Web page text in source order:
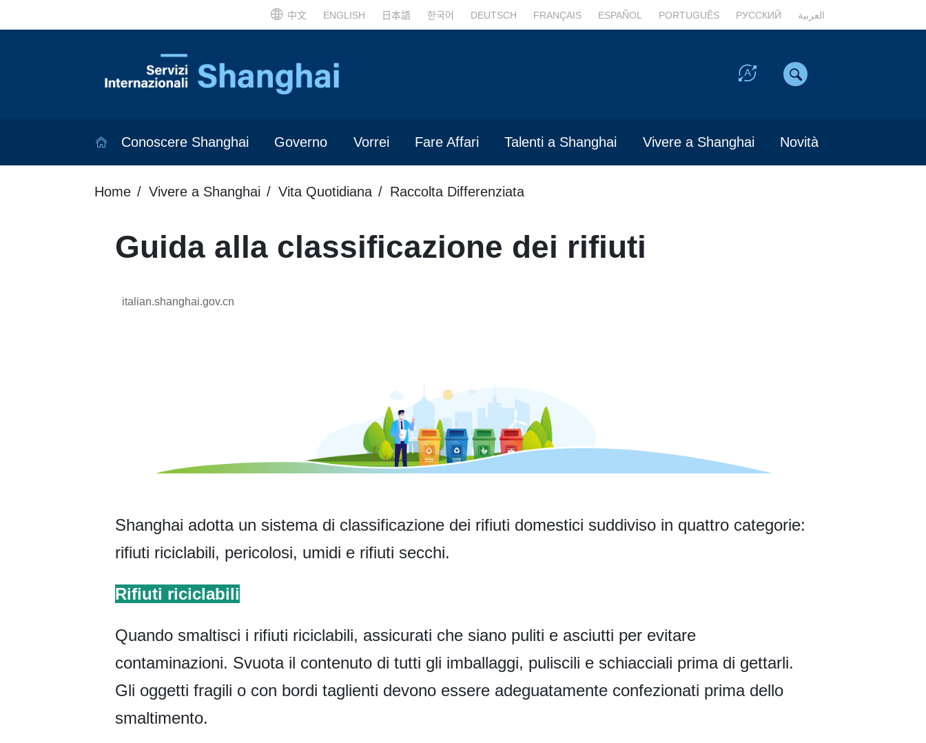
中文 ENGLISH 日本語 한국어 DEUTSCH FRANÇAIS ESPAÑOL PORTUGUÊS РУССКИЙ العربية
Conoscere Shanghai Governo Vorrei Fare Affari Talenti a Shanghai Vivere a Shanghai Novità
Home Vivere a Shanghai Vita Quotidiana Raccolta Differenziata
Guida alla classificazione dei rifiuti
italian.shanghai.gov.cn
Shanghai adotta un sistema di classificazione dei rifiuti domestici suddiviso in quattro categorie:
rifiuti riciclabili, pericolosi, umidi e rifiuti secchi.
Rifiuti riciclabili
Quando smaltisci i rifiuti riciclabili, assicurati che siano puliti e asciutti per evitare
contaminazioni. Svuota il contenuto di tutti gli imballaggi, puliscili e schiacciali prima di gettarli.
Gli oggetti fragili o con bordi taglienti devono essere adeguatamente confezionati prima dello
smaltimento.